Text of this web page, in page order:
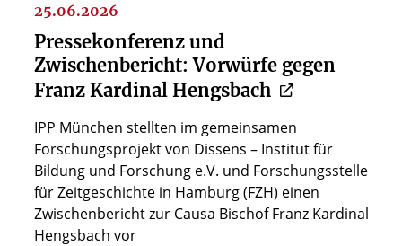
25.06.2026
Pressekonferenz und
Zwischenbericht: Vorwürfe gegen
Franz Kardinal Hengsbach
IPP München stellten im gemeinsamen
Forschungsprojekt von Dissens – Institut für
Bildung und Forschung e.V. und Forschungsstelle
für Zeitgeschichte in Hamburg (FZH) einen
Zwischenbericht zur Causa Bischof Franz Kardinal
Hengsbach vor